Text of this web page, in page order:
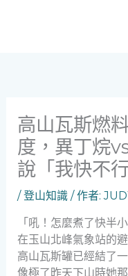
高山瓦斯燃
度，異丁烷
說「我快不
/登山知識/ 作者:
「吼！怎麼煮了快半
在玉山北峰氣象站的
高山瓦斯罐已經結了
像極了昨天下山時她